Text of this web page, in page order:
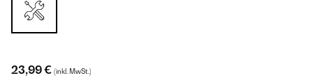
23,99 € (inkl. MwSt.)